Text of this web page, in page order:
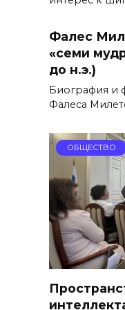
Фалес
«семи
до н.э.)
Биография и
Фалеса
ОБЩЕСТВО